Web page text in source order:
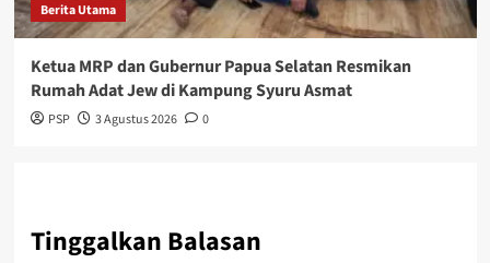
Berita Utama
Ketua MRP dan Gubernur Papua Selatan Resmikan
Rumah Adat Jew di Kampung Syuru Asmat
PSP 3 Agustus 2026 0
Tinggalkan Balasan